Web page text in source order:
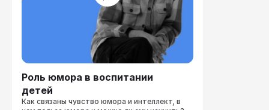
Роль юмора в воспитании
детей
Как связаны чувство юмора и интеллект, в